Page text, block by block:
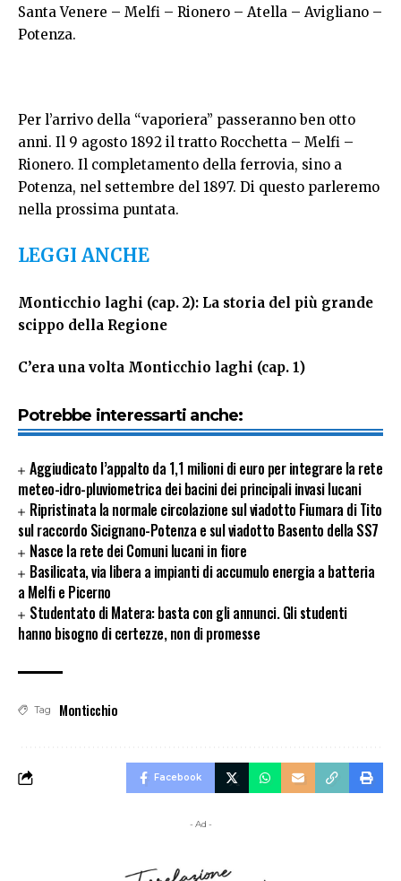
Santa Venere – Melfi – Rionero – Atella – Avigliano –
Potenza.
Per l’arrivo della “vaporiera” passeranno ben otto
anni. Il 9 agosto 1892 il tratto Rocchetta – Melfi –
Rionero. Il completamento della ferrovia, sino a
Potenza, nel settembre del 1897. Di questo parleremo
nella prossima puntata.
LEGGI ANCHE
Monticchio laghi (cap. 2): La storia del più grande
scippo della Regione
C’era una volta Monticchio laghi (cap. 1)
Potrebbe interessarti anche:
Aggiudicato l’appalto da 1,1 milioni di euro per integrare la rete
meteo-idro-pluviometrica dei bacini dei principali invasi lucani
Ripristinata la normale circolazione sul viadotto Fiumara di Tito
sul raccordo Sicignano-Potenza e sul viadotto Basento della SS7
Nasce la rete dei Comuni lucani in fiore
Basilicata, via libera a impianti di accumulo energia a batteria
a Melfi e Picerno
Studentato di Matera: basta con gli annunci. Gli studenti
hanno bisogno di certezze, non di promesse
Tag Monticchio
Facebook
- Ad -